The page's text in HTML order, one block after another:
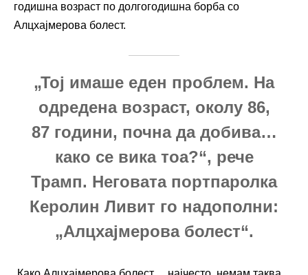
годишна возраст по долгогодишна борба со
Алцхајмерова болест.
„Тој имаше еден проблем. На
одредена возраст, околу 86,
87 години, почна да добива…
како се вика тоа?“, рече
Трамп. Неговата портпаролка
Керолин Ливит го надополни:
„Алцхајмерова болест“.